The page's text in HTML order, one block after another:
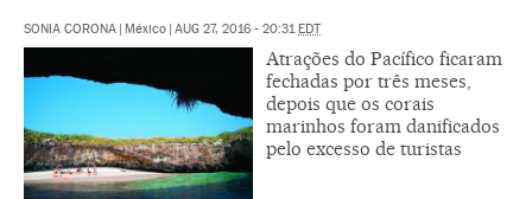
SONIA CORONA | México | AUG 27, 2016 - 20:31EDT
Atrações do Pacífico ficaram
fechadas por três meses,
depois que os corais
marinhos foram danificados
pelo excesso de turistas